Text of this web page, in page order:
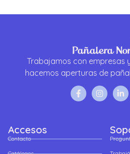
Trabajamos con empresas
hacemos aperturas de
Accesos
Contacto